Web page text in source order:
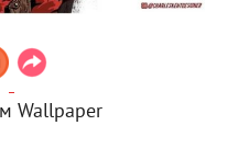
Wallpaper